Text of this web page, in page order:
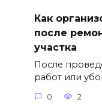
Как
после
участка
После
работ или
0 2